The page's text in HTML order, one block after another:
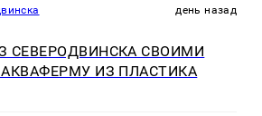
день назад
СЕВЕРОДВИНСКА СВОИМИ
ИЗ ПЛАСТИКА